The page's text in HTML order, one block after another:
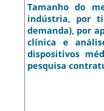
Tamanho do
indústria, por
demanda), por
clínica e
dispositivos
pesquisa